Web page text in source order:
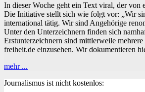
In dieser Woche geht ein Text viral, der
Die Initiative stellt sich wie folgt vor: „Wir
international tätig. Wir sind Angehörige
Unter den Unterzeichnern finden sich
Erstunterzeichnern sind mittlerweile
freiheit.de einzusehen. Wir dokumentieren
mehr ...
Musiker
Journalismus ist nicht kostenlos: